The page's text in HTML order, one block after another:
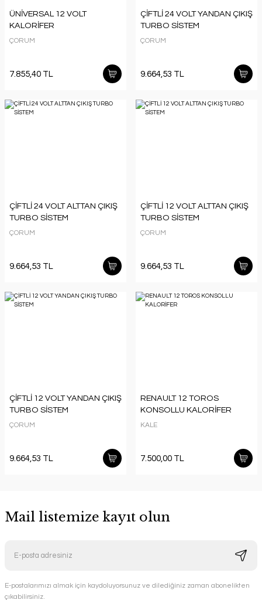
ÜNİVERSAL 12 VOLT
KALORİFER
ÇORUM
7.855,40 TL
ÇİFTLİ 24 VOLT YANDAN ÇIKIŞ
TURBO SİSTEM
ÇORUM
9.664,53 TL
ÇİFTLİ 24 VOLT ALTTAN ÇIKIŞ
TURBO SİSTEM
ÇORUM
9.664,53 TL
ÇİFTLİ 12 VOLT ALTTAN ÇIKIŞ
TURBO SİSTEM
ÇORUM
9.664,53 TL
ÇİFTLİ 12 VOLT YANDAN ÇIKIŞ
TURBO SİSTEM
ÇORUM
9.664,53 TL
RENAULT 12 TOROS
KONSOLLU KALORİFER
KALE
7.500,00 TL
Mail listemize kayıt olun
E-postalarımızı almak için kaydoluyorsunuz ve dilediğiniz zaman abonelikten
çıkabilirsiniz.